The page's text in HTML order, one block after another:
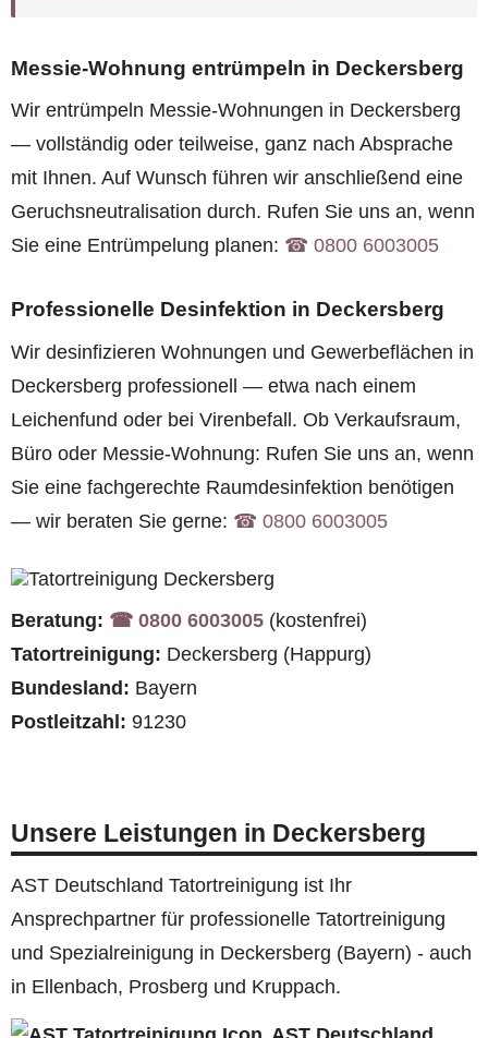
Messie-Wohnung entrümpeln in Deckersberg
Wir entrümpeln Messie-Wohnungen in Deckersberg
— vollständig oder teilweise, ganz nach Absprache
mit Ihnen. Auf Wunsch führen wir anschließend eine
Geruchsneutralisation durch. Rufen Sie uns an, wenn
Sie eine Entrümpelung planen: ☎︎ 0800 6003005
Professionelle Desinfektion in Deckersberg
Wir desinfizieren Wohnungen und Gewerbeflächen in
Deckersberg professionell — etwa nach einem
Leichenfund oder bei Virenbefall. Ob Verkaufsraum,
Büro oder Messie-Wohnung: Rufen Sie uns an, wenn
Sie eine fachgerechte Raumdesinfektion benötigen
— wir beraten Sie gerne: ☎︎ 0800 6003005
Beratung: ☎︎ 0800 6003005 (kostenfrei)
Tatortreinigung: Deckersberg (Happurg)
Bundesland: Bayern
Postleitzahl: 91230
Unsere Leistungen in Deckersberg
AST Deutschland Tatortreinigung ist Ihr
Ansprechpartner für professionelle Tatortreinigung
und Spezialreinigung in Deckersberg (Bayern) - auch
in Ellenbach, Prosberg und Kruppach.